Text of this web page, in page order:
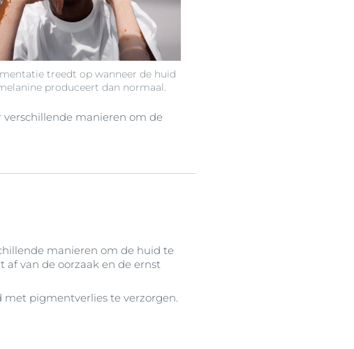
treedt op wanneer de huid
produceert dan normaal.
manieren om de
manieren om de huid te
van de oorzaak en de ernst
pigmentverlies te verzorgen.